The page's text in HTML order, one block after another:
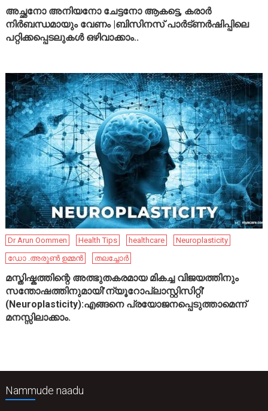
അച്ഛനോ അനിയനോ ചേട്ടനോ ആകട്ടെ, കരാർ
നിർബന്ധമായും വേണം |ബിസിനസ് പാർട്ണർഷിപ്പിലെ
പറ്റിക്കപ്പെടലുകൾ ഒഴിവാക്കാം..
Dr Arun Oommen Health Tips healthcare
Neuroplasticity
ഡോ .അരുൺ ഉമ്മൻ
തലച്ചോർ
മസ്തിഷ്കത്തിന്റെ അത്ഭുതകരമായ മികച്ച വിജയത്തിനും
സന്തോഷത്തിനുമായി’ന്യൂറോപ്ലാസ്റ്റിസിറ്റി’
(Neuroplasticity):എങ്ങനെ പ്രയോജനപ്പെടുത്താമെന്ന്
മനസ്സിലാക്കാം.
Nammude naadu